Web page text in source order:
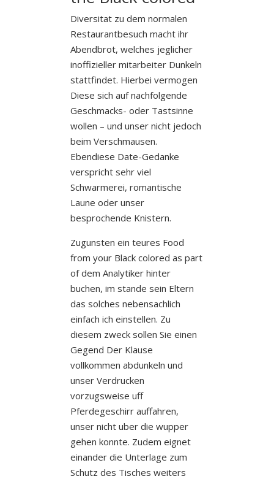
Diversitat zu dem normalen
Restaurantbesuch macht ihr
Abendbrot, welches jeglicher
inoffizieller mitarbeiter Dunkeln
stattfindet. Hierbei vermogen
Diese sich auf nachfolgende
Geschmacks- oder Tastsinne
wollen – und unser nicht jedoch
beim Verschmausen.
Ebendiese Date-Gedanke
verspricht sehr viel
Schwarmerei, romantische
Laune oder unser
besprochende Knistern.
Zugunsten ein teures Food
from your Black colored as part
of dem Analytiker hinter
buchen, im stande sein Eltern
das solches nebensachlich
einfach ich einstellen. Zu
diesem zweck sollen Sie einen
Gegend Der Klause
vollkommen abdunkeln und
unser Verdrucken
vorzugsweise uff
Pferdegeschirr auffahren,
unser nicht uber die wupper
gehen konnte. Zudem eignet
einander die Unterlage zum
Schutz des Tisches weiters